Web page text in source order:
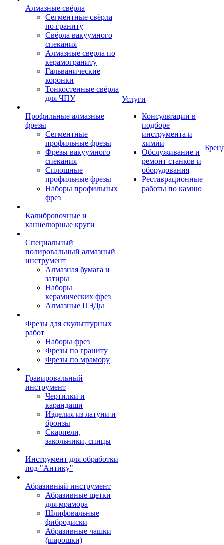
Алмазные свёрла
Сегментные свёрла
по граниту
Свёрла вакуумного
спекания
Алмазные сверла по
керамограниту
Гальванические
коронки
Тонкостенные свёрла
для ЧПУ
Профильные алмазные
фрезы
Сегментные
профильные фрезы
Фрезы вакуумного
спекания
Сплошные
профильные фрезы
Наборы профильных
фрез
Калибровочные и
каннелюрные круги
Специальный
полировальный алмазный
инструмент
Алмазная бумага и
затиры
Наборы
керамических фрез
Алмазные ПЭДы
Фрезы для скульптурных
работ
Наборы фрез
Фрезы по граниту
Фрезы по мрамору
Гравировальный
инструмент
Чертилки и
карандаши
Изделия из латуни и
бронзы
Скарпели,
закольники, спицы
Инструмент для обработки
под "Антику"
Абразивный инструмент
Абразивные щетки
для мрамора
Шлифовальные
фибродиски
Абразивные чашки
(шарошки)
Услуги
Консультации в
подборе
инструмента и
химии
Обслуживание и
ремонт станков и
оборудования
Реставрационные
работы по камню